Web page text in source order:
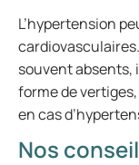
L’hypertension
souvent absents,
forme de
en cas
Nos